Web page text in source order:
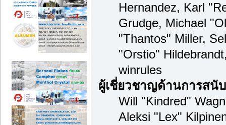
Hernandez, Karl
Grudge, Michael
"Thantos" Miller,
"Orstio"
winrules
ผู้เชี่ยวชาญด้านการสนั
Will "Kindred"
Aleksi "Lex"